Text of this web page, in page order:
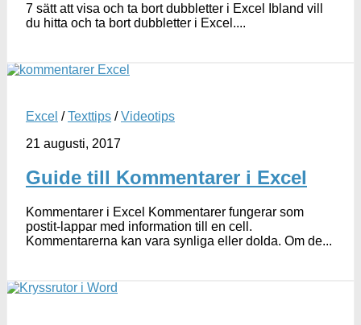
7 sätt att visa och ta bort dubbletter i Excel Ibland vill
du hitta och ta bort dubbletter i Excel....
Excel /Texttips /Videotips
21 augusti, 2017
Guide till Kommentarer i Excel
Kommentarer i Excel Kommentarer fungerar som
postit-lappar med information till en cell.
Kommentarerna kan vara synliga eller dolda. Om de...